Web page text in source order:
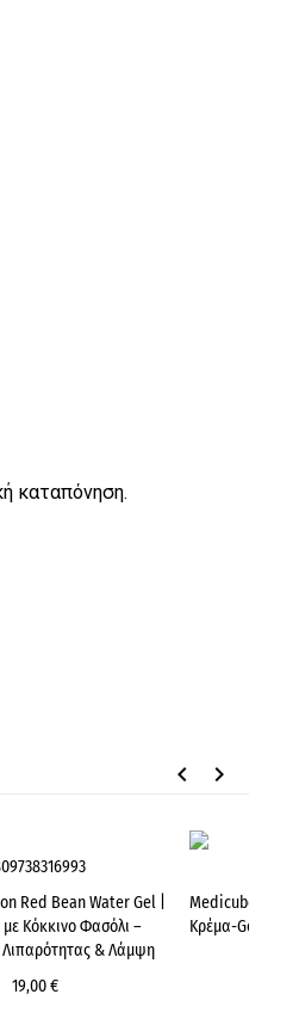
καταπόνηση.
keyboard_arrow_left keyboard_arrow_right
Red Bean Water Gel |
Κόκκινο Φασόλι –
Λιπαρότητας & Λάμψη
19,00 €
Medicube
Κρέμα-Gel